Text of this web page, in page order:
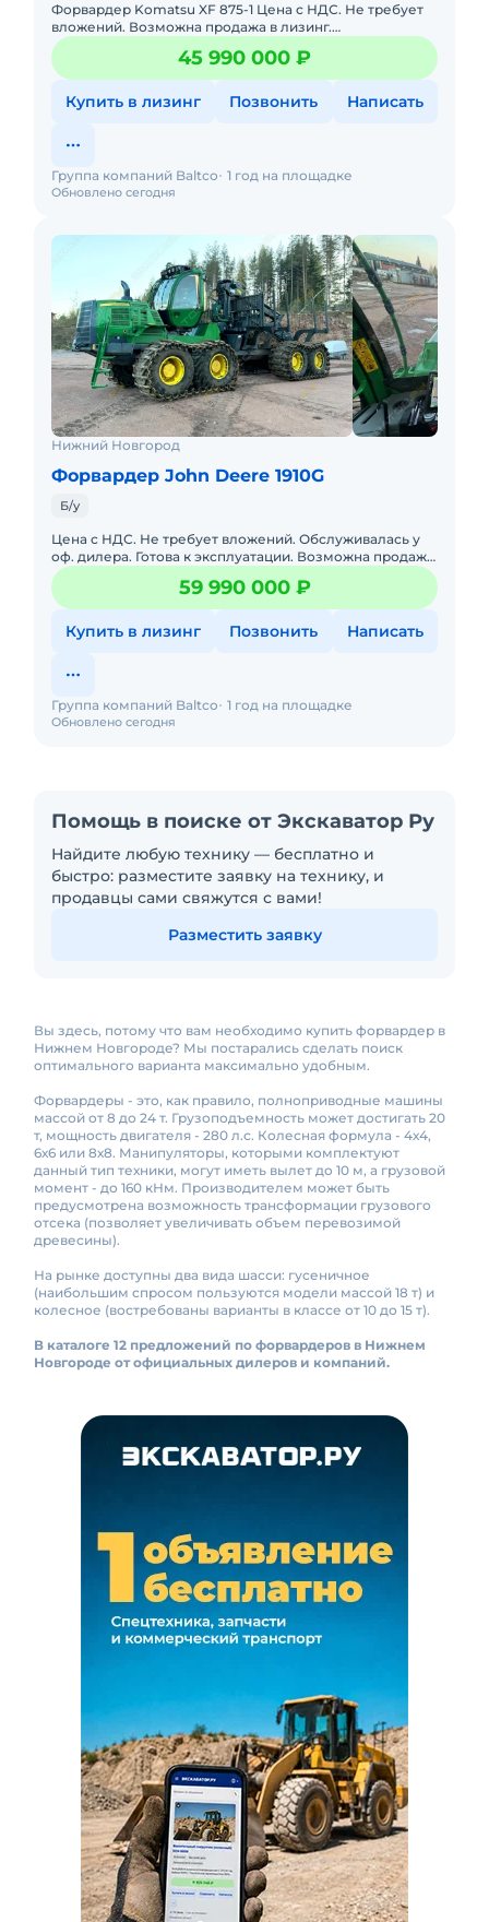
Форвардер Komatsu XF 875-1 Цена с НДС. Не требует
вложений. Возможна продажа в лизинг.
Обслуживалась у оф. дилера. Идеальное состояние.
Полный комплект докумен45 990 000 ₽
Купить в лизинг Позвонить Написать
Обновлено сегодня
Группа компаний Baltco 1 год на площадке
Нижний Новгород
Форвардер John Deere 1910G
Б/у
Цена с НДС. Не требует вложений. Обслуживалась у
оф. дилера. Готова к эксплуатации. Возможна продажа
в лизинг. Полная документация. Под заказ. Форвадер
John De
59 990 000 ₽
Купить в лизинг Позвонить Написать
Обновлено сегодня
Группа компаний Baltco 1 год на площадке
Помощь в поиске от Экскаватор Ру
Найдите любую технику — бесплатно и
быстро: разместите заявку на технику, и
продавцы сами свяжутся с вами!
Разместить заявку
Вы здесь, потому что вам необходимо купить форвардер в
Нижнем Новгороде? Мы постарались сделать поиск
оптимального варианта максимально удобным.
Форвардеры - это, как правило, полноприводные машины
массой от 8 до 24 т. Грузоподъемность может достигать 20
т, мощность двигателя - 280 л.с. Колесная формула - 4х4,
6х6 или 8х8. Манипуляторы, которыми комплектуют
данный тип техники, могут иметь вылет до 10 м, а грузовой
момент - до 160 кНм. Производителем может быть
предусмотрена возможность трансформации грузового
отсека (позволяет увеличивать объем перевозимой
древесины).
На рынке доступны два вида шасси: гусеничное
(наибольшим спросом пользуются модели массой 18 т) и
колесное (востребованы варианты в классе от 10 до 15 т).
В каталоге 12 предложений по форвардеров в Нижнем
Новгороде от официальных дилеров и компаний.